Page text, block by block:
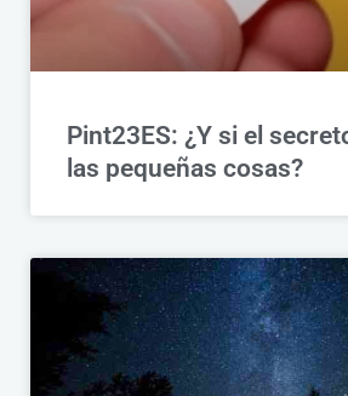
Pint23ES: ¿Y si el
las pequeñas cosas?